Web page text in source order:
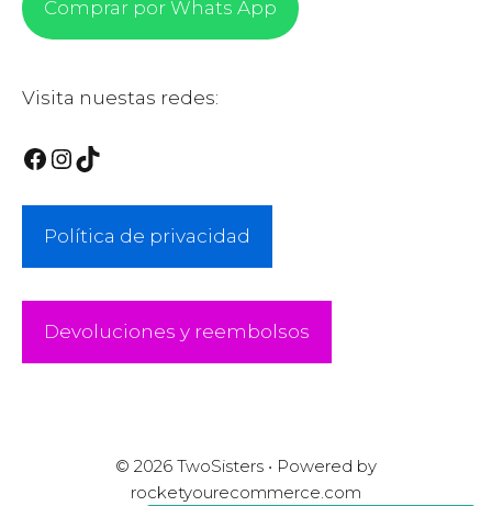
Comprar por Whats App
Visita nuestas redes:
Facebook
Instagram
TikTok
Política de privacidad
Devoluciones y reembolsos
© 2026 TwoSisters • Powered by
rocketyourecommerce.com
Artículo añadido al
FINALIZAR